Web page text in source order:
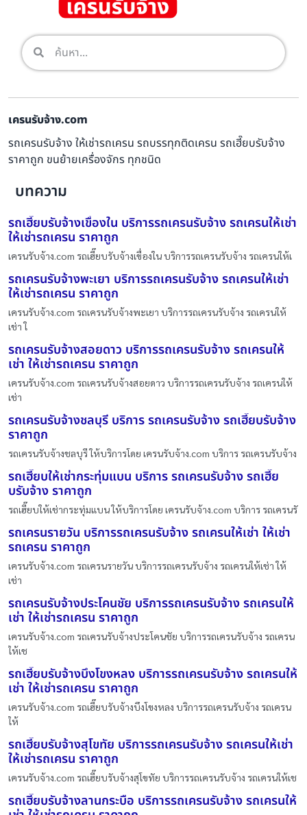
เครนรับจ้าง.com
รถเครนรับจ้าง ให้เช่ารถเครน รถบรรทุกติดเครน รถเฮี๊ยบรับจ้าง
ราคาถูก ขนย้ายเครื่องจักร ทุกชนิด
บทความ
รถเฮี๊ยบรับจ้างเขื่องใน บริการรถเครนรับจ้าง รถเครนให้เช่า
ให้เช่ารถเครน ราคาถูก
เครนรับจ้าง.com รถเฮี๊ยบรับจ้างเขื่องใน บริการรถเครนรับจ้าง รถเครนให้เ
รถเครนรับจ้างพะเยา บริการรถเครนรับจ้าง รถเครนให้เช่า
ให้เช่ารถเครน ราคาถูก
เครนรับจ้าง.com รถเครนรับจ้างพะเยา บริการรถเครนรับจ้าง รถเครนให้
เช่า ใ
รถเครนรับจ้างสอยดาว บริการรถเครนรับจ้าง รถเครนให้
เช่า ให้เช่ารถเครน ราคาถูก
เครนรับจ้าง.com รถเครนรับจ้างสอยดาว บริการรถเครนรับจ้าง รถเครนให้
เช่า
รถเครนรับจ้างชลบุรี บริการ รถเครนรับจ้าง รถเฮี๊ยบรับจ้าง
ราคาถูก
รถเครนรับจ้างชลบุรี ให้บริการโดย เครนรับจ้าง.com บริการ รถเครนรับจ้าง
รถเฮี๊ยบให้เช่ากระทุ่มแบน บริการ รถเครนรับจ้าง รถเฮี๊ย
บรับจ้าง ราคาถูก
รถเฮี๊ยบให้เช่ากระทุ่มแบน ให้บริการโดย เครนรับจ้าง.com บริการ รถเครนรั
รถเครนรายวัน บริการรถเครนรับจ้าง รถเครนให้เช่า ให้เช่า
รถเครน ราคาถูก
เครนรับจ้าง.com รถเครนรายวัน บริการรถเครนรับจ้าง รถเครนให้เช่า ให้
เช่า
รถเครนรับจ้างประโคนชัย บริการรถเครนรับจ้าง รถเครนให้
เช่า ให้เช่ารถเครน ราคาถูก
เครนรับจ้าง.com รถเครนรับจ้างประโคนชัย บริการรถเครนรับจ้าง รถเครน
ให้เช
รถเฮี๊ยบรับจ้างบึงโขงหลง บริการรถเครนรับจ้าง รถเครนให้
เช่า ให้เช่ารถเครน ราคาถูก
เครนรับจ้าง.com รถเฮี๊ยบรับจ้างบึงโขงหลง บริการรถเครนรับจ้าง รถเครน
ให้
รถเฮี๊ยบรับจ้างสุโขทัย บริการรถเครนรับจ้าง รถเครนให้เช่า
ให้เช่ารถเครน ราคาถูก
เครนรับจ้าง.com รถเฮี๊ยบรับจ้างสุโขทัย บริการรถเครนรับจ้าง รถเครนให้เช
รถเฮี๊ยบรับจ้างลานกระบือ บริการรถเครนรับจ้าง รถเครนให้